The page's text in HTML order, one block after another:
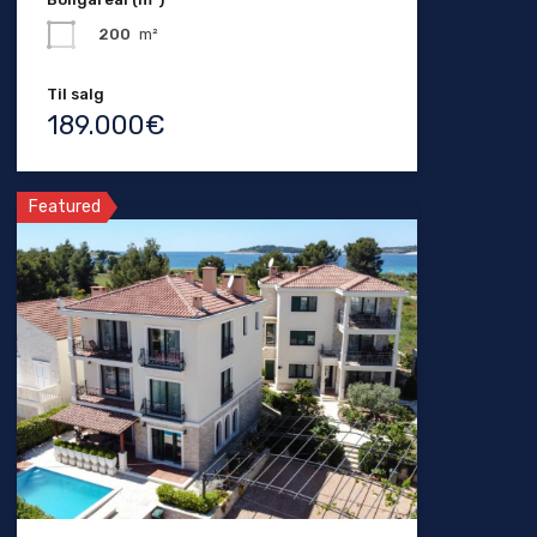
200 m²
Til salg
189.000€
Featured